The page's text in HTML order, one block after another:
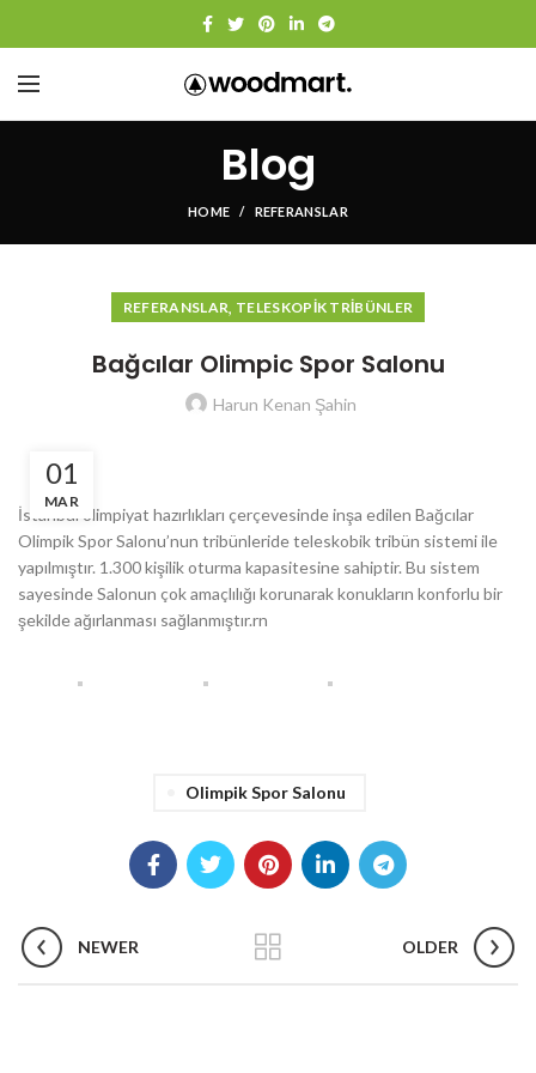
Blog
HOME REFERANSLAR
REFERANSLAR, TELESKOPIK TRIBÜNLER
Bağcılar Olimpic Spor Salonu
Harun Kenan Şahin
01
MAR
İstanbul olimpiyat hazırlıkları çerçevesinde inşa edilen Bağcılar
Olimpik Spor Salonu’nun tribünleride teleskobik tribün sistemi ile
yapılmıştır. 1.300 kişilik oturma kapasitesine sahiptir. Bu sistem
sayesinde Salonun çok amaçlılığı korunarak konukların konforlu bir
şekilde ağırlanması sağlanmıştır.rn
Olimpik Spor Salonu
NEWER OLDER